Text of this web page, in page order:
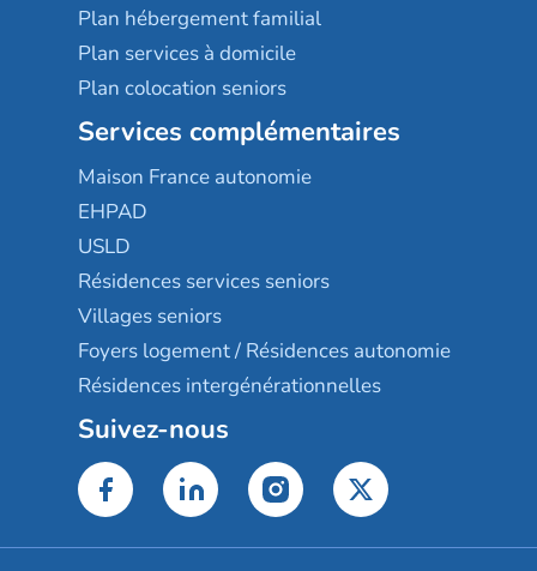
Plan hébergement familial
Plan services à domicile
Plan colocation seniors
Services complémentaires
Maison France autonomie
EHPAD
USLD
Résidences services seniors
Villages seniors
Foyers logement / Résidences autonomie
Résidences intergénérationnelles
Suivez-nous